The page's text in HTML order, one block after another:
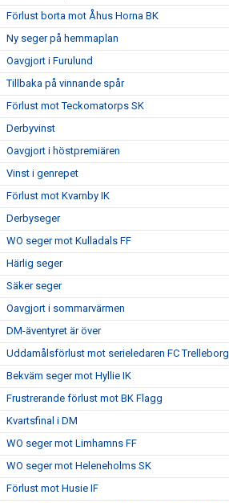
Förlust borta mot Åhus Horna BK
Ny seger på hemmaplan
Oavgjort i Furulund
Tillbaka på vinnande spår
Förlust mot Teckomatorps SK
Derbyvinst
Oavgjort i höstpremiären
Vinst i genrepet
Förlust mot Kvarnby IK
Derbyseger
WO seger mot Kulladals FF
Härlig seger
Säker seger
Oavgjort i sommarvärmen
DM-äventyret är över
Uddamålsförlust mot serieledaren FC Trelleborg
Bekväm seger mot Hyllie IK
Frustrerande förlust mot BK Flagg
Kvartsfinal i DM
WO seger mot Limhamns FF
WO seger mot Heleneholms SK
Förlust mot Husie IF